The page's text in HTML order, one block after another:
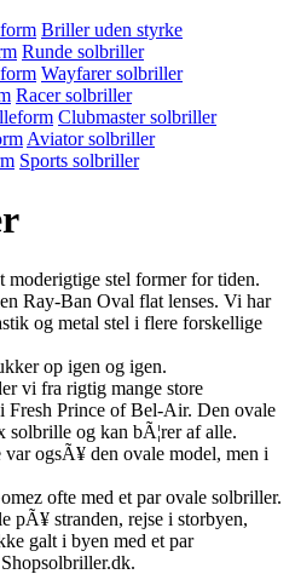
Briller uden styrke
Runde solbriller
Wayfarer solbriller
Racer solbriller
Clubmaster solbriller
Aviator solbriller
Sports solbriller
moderigtige stel former for tiden.
Ray-Ban Oval flat lenses. Vi har
og metal stel i flere forskellige
op igen og igen.
vi fra rigtig mange store
Fresh Prince of Bel-Air. Den ovale
solbrille og kan bÃ¦rer af alle.
ogsÃ¥ den ovale model, men i
ofte med et par ovale solbriller.
pÃ¥ stranden, rejse i storbyen,
galt i byen med et par